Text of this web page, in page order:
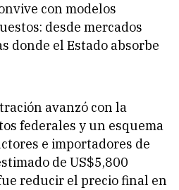
con modelos
desde mercados
donde el Estado absorbe
avanzó con la
federales y un esquema
e importadores de
de US$5,800
reducir el precio final en